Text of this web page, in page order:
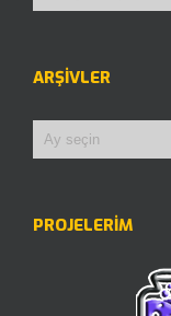
ARŞIVLER
Arşivler
PROJELERİM